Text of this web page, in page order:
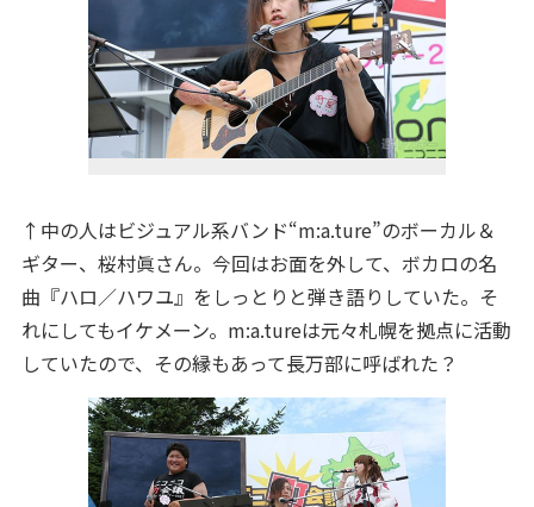
↑中の人はビジュアル系バンド“m:a.ture”のボーカル＆
ギター、桜村眞さん。今回はお面を外して、ボカロの名
曲『ハロ／ハワユ』をしっとりと弾き語りしていた。そ
れにしてもイケメーン。m:a.tureは元々札幌を拠点に活動
していたので、その縁もあって長万部に呼ばれた？